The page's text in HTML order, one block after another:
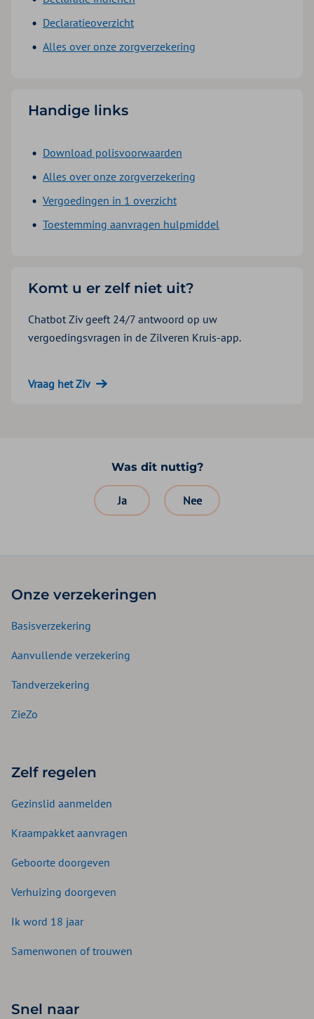
Declaratieoverzicht
Alles over onze zorgverzekering
Handige links
Download polisvoorwaarden
Alles over onze zorgverzekering
Vergoedingen in 1 overzicht
Toestemming aanvragen hulpmiddel
Komt u er zelf niet uit?
Chatbot Ziv geeft 24/7 antwoord op uw
vergoedingsvragen in de Zilveren Kruis-app.
Vraag het Ziv
Was dit nuttig?
Ja Nee
Onze verzekeringen
Basisverzekering
Aanvullende verzekering
Tandverzekering
ZieZo
Zelf regelen
Gezinslid aanmelden
Kraampakket aanvragen
Geboorte doorgeven
Verhuizing doorgeven
Ik word 18 jaar
Samenwonen of trouwen
Snel naar